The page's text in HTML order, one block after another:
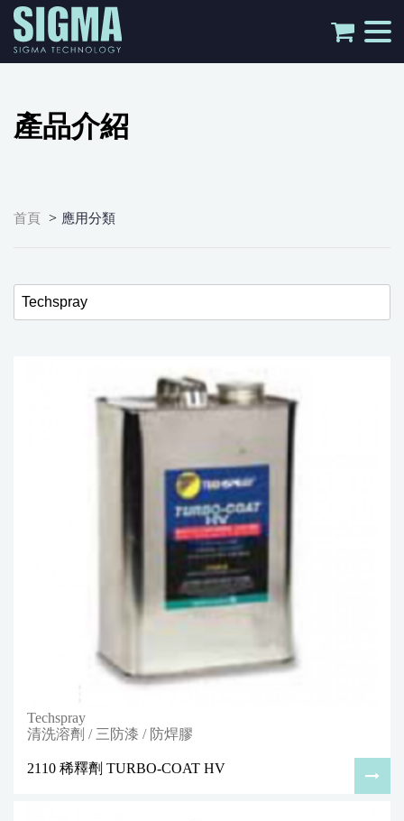
產品介紹
首頁 > 應用分類
Techspray
清洗溶劑 / 三防漆 / 防焊膠
2110 稀釋劑 TURBO-COAT HV